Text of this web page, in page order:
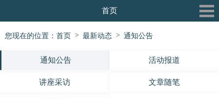
首页
关于我们
您现在的位置： 首页 > 最新动态 > 通知公告
通知公告 活动报道
讲座采访 文章随笔